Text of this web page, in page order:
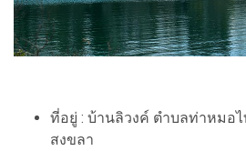
ที่อยู่ : บ้านลิวงค์ ตำบลท่าหมอ
สงขลา